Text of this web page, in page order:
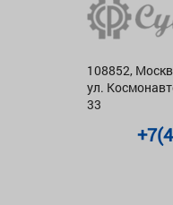
108852,
ул.
33